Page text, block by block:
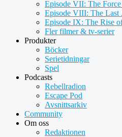
Episode VII: The
Episode VIII: The Last
Episode IX: The Rise
Fler filmer & tv-serier
Produkter
Böcker
Serietidningar
Spel
Podcasts
Rebellradion
Escape Pod
Avsnittsarkiv
Community
Om oss
Redaktionen